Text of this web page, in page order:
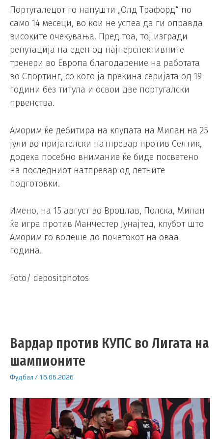
Португалецот го напушти „Олд Трафорд“ по
само 14 месеци, во кои не успеа да ги оправда
високите очекувања. Пред тоа, тој изгради
репутација на еден од најперспективните
тренери во Европа благодарение на работата
во Спортинг, со кого ја прекина серијата од 19
години без титула и освои две португалски
првенства.
Аморим ќе дебитира на клупата на Милан на 25
јули во пријателски натпревар против Селтик,
додека посебно внимание ќе биде посветено
на последниот натпревар од летните
подготовки.
Имено, на 15 август во Вроцлав, Полска, Милан
ќе игра против Манчестер Јунајтед, клубот што
Аморим го водеше до почетокот на оваа
година.
Foto/ depositphotos
Вардар против КУПС во Лигата на
шампионите
Фудбал / 16.06.2026